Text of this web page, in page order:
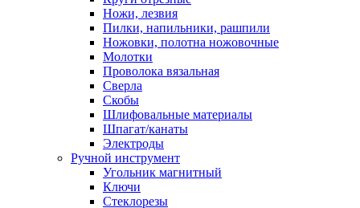
Ножи, лезвия
Пилки, напильники, рашпили
Ножовки, полотна ножовочные
Молотки
Проволока вязальная
Сверла
Скобы
Шлифовальные материалы
Шпагат/канаты
Электроды
Ручной инструмент
Угольник магнитный
Ключи
Стеклорезы